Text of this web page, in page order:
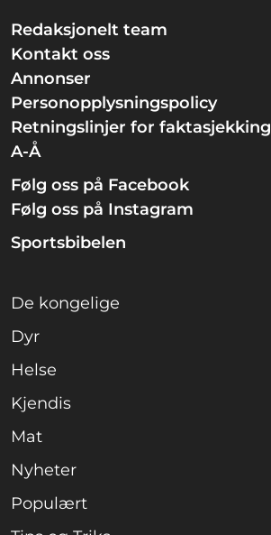
Redaksjonelt team
Kontakt oss
Annonser
Personopplysningspolicy
Retningslinjer for faktasjekking
A-Å
Følg oss på Facebook
Følg oss på Instagram
Sportsbibelen
De kongelige
Dyr
Helse
Kjendis
Mat
Nyheter
Populært